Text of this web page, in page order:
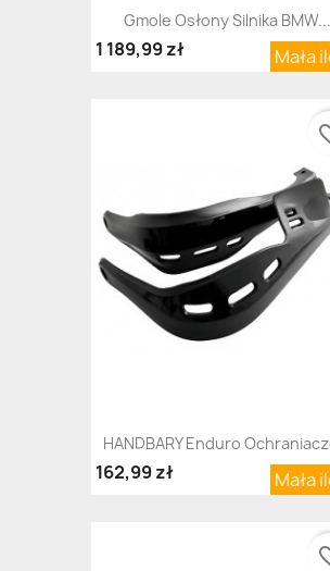
Gmole Osłony Silnika BMW...
Mała
1 189,99 zł
HANDBARY Enduro
Mała
162,99 zł